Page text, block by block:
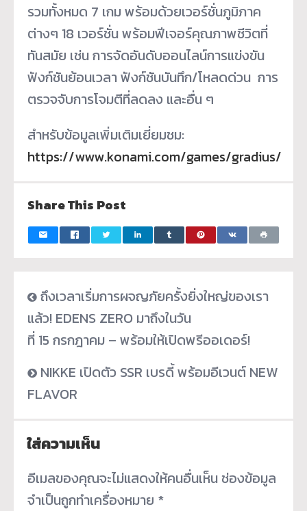
รวมทั้งหมด 7 เกม พร้อมด้วยเวอร์ชั่นภูมิภาค
ต่างๆ 18 เวอร์ชั่น พร้อมฟีเจอร์คุณภาพชีวิตที่
ทันสมัย เช่น การจัดอันดับออนไลน์การแข่งขัน
ฟังก์ชันย้อนเวลา ฟังก์ชันบันทึก/โหลดด่วน การ
ตรวจจับการโจมตีที่ลดลง และอื่น ๆ
สำหรับข้อมูลเพิ่มเติมเยี่ยมชม:
https://www.konami.com/games/gradius/
Share This Post
ถึงเวลาเริ่มการผจญภัยครั้งยิ่งใหญ่ของเรา
แล้ว! EDENS ZERO มาถึงในวัน
ที่ 15 กรกฎาคม – พร้อมให้เปิดพรีออเดอร์!
NIKKE เปิดตัว SSR เบรดี้ พร้อมอีเวนต์ NEW
FLAVOR
ใส่ความเห็น
อีเมลของคุณจะไม่แสดงให้คนอื่นเห็น ช่องข้อมูล
จำเป็นถูกทำเครื่องหมาย *